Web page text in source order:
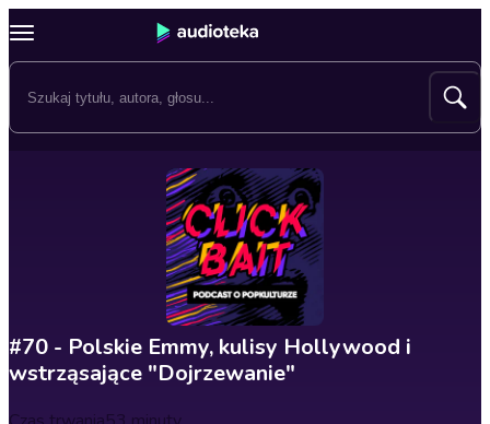
#70 - Polskie Emmy, kulisy Hollywood i
wstrząsające "Dojrzewanie"